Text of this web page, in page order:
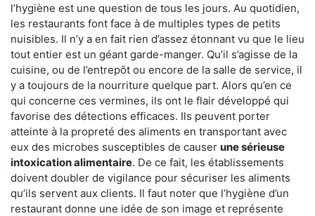
l’hygiène est une question de tous les jours. Au quotidien,
les restaurants font face à de multiples types de petits
nuisibles. Il n’y a en fait rien d’assez étonnant vu que le lieu
tout entier est un géant garde-manger. Qu’il s’agisse de la
cuisine, ou de l’entrepôt ou encore de la salle de service, il
y a toujours de la nourriture quelque part. Alors qu’en ce
qui concerne ces vermines, ils ont le flair développé qui
favorise des détections efficaces. Ils peuvent porter
atteinte à la propreté des aliments en transportant avec
eux des microbes susceptibles de causer une sérieuse
intoxication alimentaire. De ce fait, les établissements
doivent doubler de vigilance pour sécuriser les aliments
qu’ils servent aux clients. Il faut noter que l’hygiène d’un
restaurant donne une idée de son image et représente